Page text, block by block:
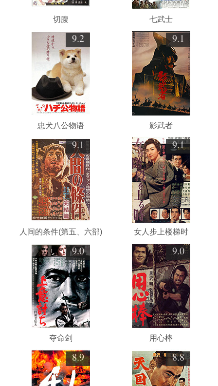
切腹 七武士
9.2
忠犬八公物语
9.1
影武者
9.1
人间的条件(第五、六部)
9.1
女人步上楼梯时
9.0
夺命剑
9.0
用心棒
8.9 8.8